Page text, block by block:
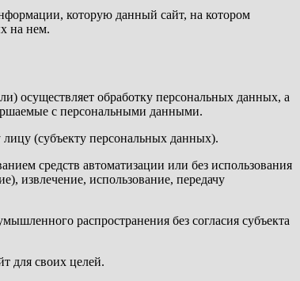
которую данный сайт, на котором
на нем.
осуществляет обработку персональных данных, а
с персональными данными.
(субъекту персональных данных).
средств автоматизации или без использования
извлечение, использование, передачу
распространения без согласия субъекта
для своих целей.